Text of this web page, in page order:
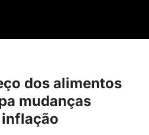
dos alimentos
mudanças